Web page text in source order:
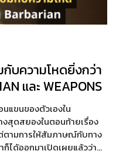
กับความโหดยิ่งกว่า
และ WEAPONS
แขนของตัวเองใน
งสุดสยองในตอนท้ายเรื่อง
ตามการให้สัมภาษณ์กับทาง
ก็ได้ออกมาเปิดเผยแล้วว่า…